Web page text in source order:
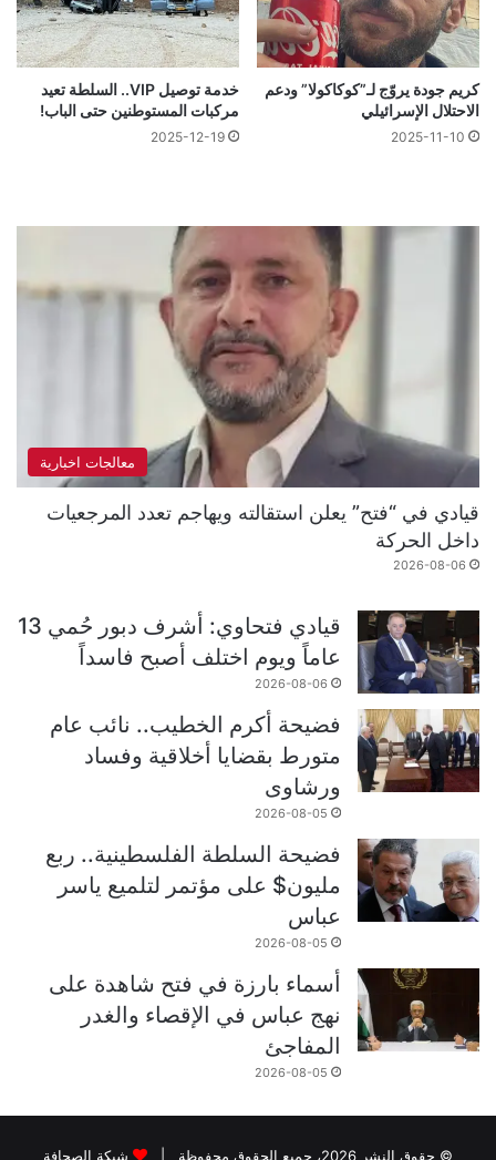
كريم جودة يروّج لـ”كوكاكولا” ودعم
الاحتلال الإسرائيلي
2025-11-10
خدمة توصيل VIP.. السلطة تعيد
مركبات المستوطنين حتى الباب!
2025-12-19
معالجات اخبارية
قيادي في “فتح” يعلن استقالته ويهاجم تعدد المرجعيات
داخل الحركة
2026-08-06
قيادي فتحاوي: أشرف دبور حُمي 13
عاماً ويوم اختلف أصبح فاسداً
2026-08-06
فضيحة أكرم الخطيب.. نائب عام
متورط بقضايا أخلاقية وفساد
ورشاوى
2026-08-05
فضيحة السلطة الفلسطينية.. ربع
مليون$ على مؤتمر لتلميع ياسر
عباس
2026-08-05
أسماء بارزة في فتح شاهدة على
نهج عباس في الإقصاء والغدر
المفاجئ
2026-08-05
© حقوق النشر 2026، جميع الحقوق محفوظة | شبكة الصحافة